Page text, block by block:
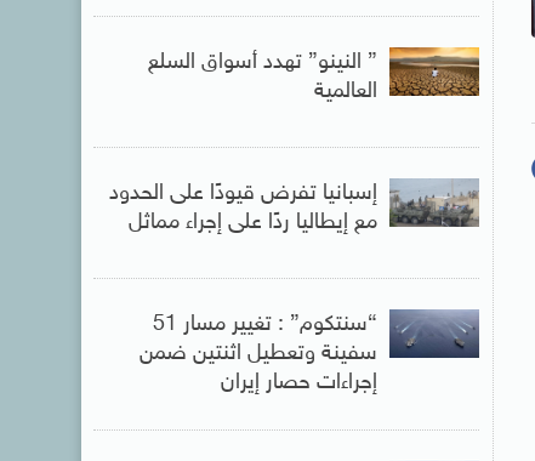
” النينو” تهدد أسواق السلع
العالمية
إسبانيا تفرض قيودًا على الحدود
مع إيطاليا ردًا على إجراء مماثل
“سنتكوم” : تغيير مسار 51
سفينة وتعطيل اثنتين ضمن
إجراءات حصار إيران